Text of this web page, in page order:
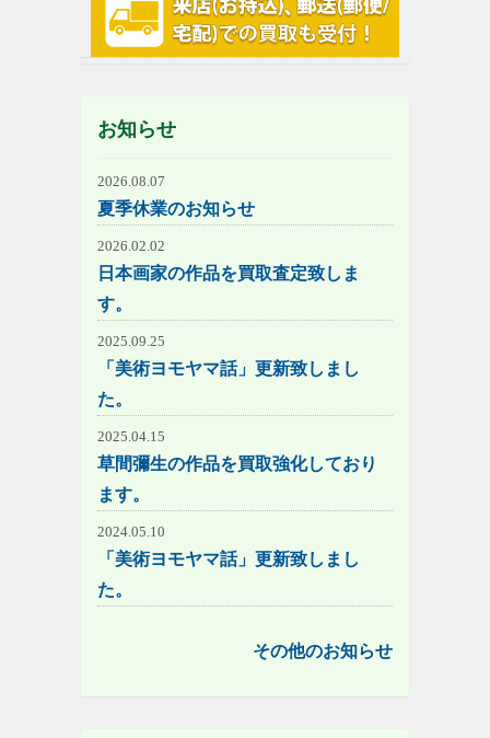
お知らせ
2026.08.07
夏季休業のお知らせ
2026.02.02
日本画家の作品を買取査定致しま
す。
2025.09.25
「美術ヨモヤマ話」更新致しまし
た。
2025.04.15
草間彌生の作品を買取強化しており
ます。
2024.05.10
「美術ヨモヤマ話」更新致しまし
た。
その他のお知らせ